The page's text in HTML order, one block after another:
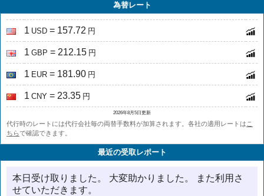
為替レート
1 USD = 157.72 円
1 GBP = 212.15 円
1 EUR = 181.90 円
1 CNY = 23.35 円
2026年8月5日更新
代行時のレートには代行会社毎の両替手数料が加算されます。各社の適用レートはこ
ちらで確認できます。
最近の受取レポート
本日受け取りました。 大変助かりました。 また利用さ
せていただきます。